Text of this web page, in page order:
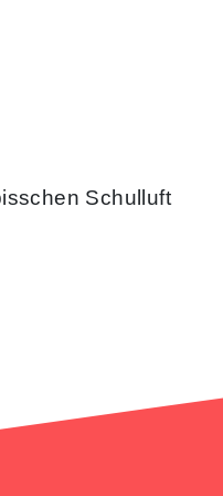
Schulluft